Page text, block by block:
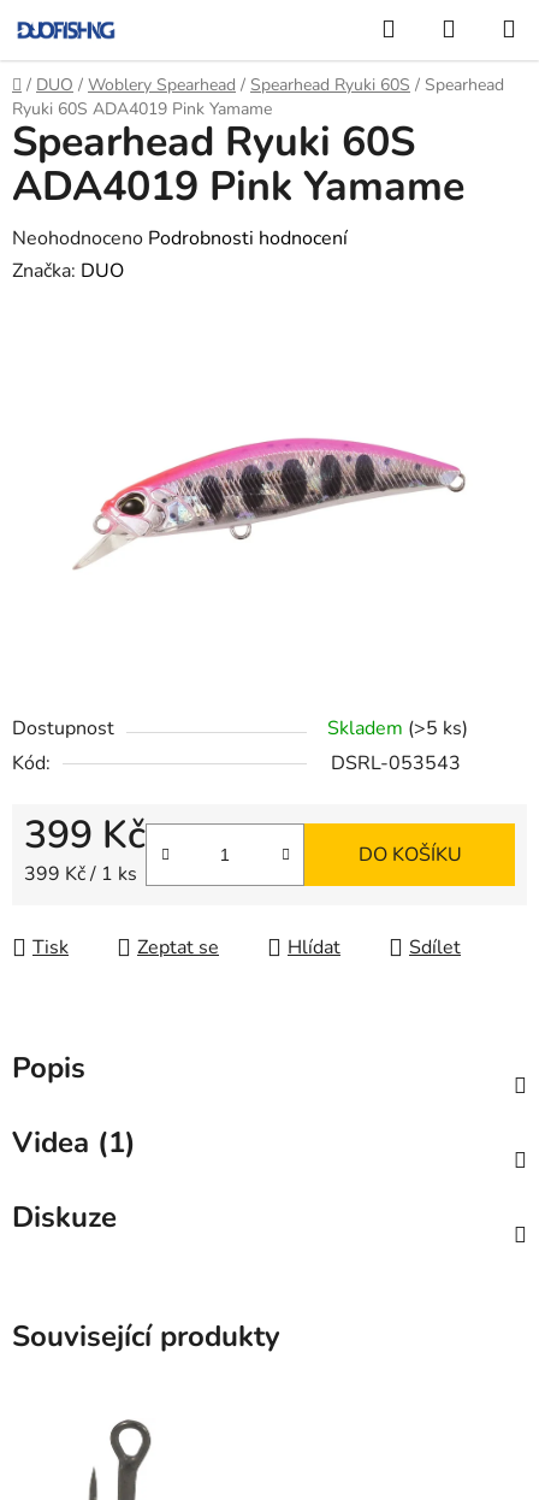
na
obsah
Hledat
KOŠÍK
Domů
/ DUO / Woblery Spearhead / Spearhead Ryuki 60S / Spearhead
Ryuki 60S ADA4019 Pink Yamame
Dostupnost Skladem (>5 ks)
Kód:
DSRL-053543
399 Kč
Měrná cena:
399 Kč / 1 ks
DO KOŠÍKU
Tisk Zeptat se Hlídat Sdílet
Spearhead Ryuki 60S
ADA4019 Pink Yamame
Průměrné
hodnocení
Neohodnoceno Podrobnosti hodnocení
Značka: DUO
Popis
Videa (1)
Diskuze
Související produkty